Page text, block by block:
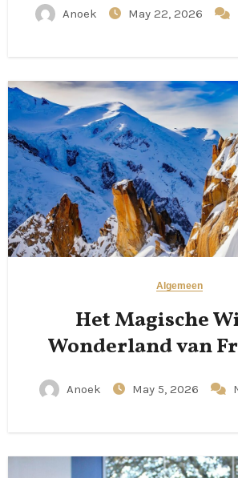
Anoek May 22, 2026
Algemeen
Het Magische
Wonderland van
Anoek May 5, 2026